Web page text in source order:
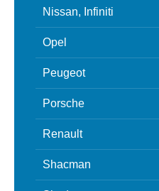
Nissan, Infiniti
Opel
Peugeot
Porsche
Renault
Shacman